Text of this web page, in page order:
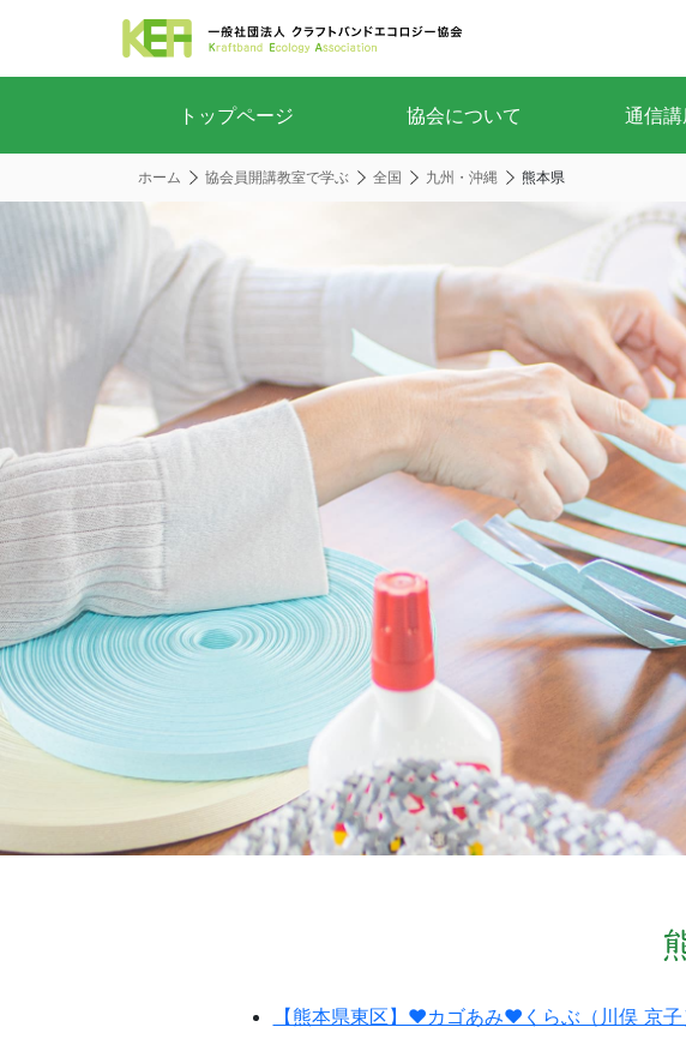
トップページ 協会について 通信
ホーム 協会員開講教室で学ぶ 全国 九州・沖縄 熊本県
【熊本県東区】♥カゴあみ♥くらぶ（川俣 京子